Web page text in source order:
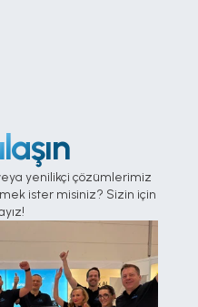
yenilikçi çözümlerimiz
ister misiniz? Sizin için